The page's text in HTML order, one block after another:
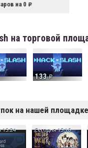
на 0
на торговой
133
на нашей площадке
15:24 Сегодня 15:16